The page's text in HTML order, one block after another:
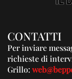
CONTATTI
Per inviare
richieste di
Grillo: